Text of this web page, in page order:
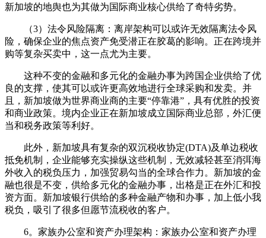
新加坡的地舆也为其做为国际商业核心供给了奇特劣势。
（3）法令风险隔离：离岸架构可以或许无效隔离法令风
险，确保企业的焦点资产免受潜正在胶葛的影响。正在跨境并
购等复杂买卖中，这一点尤为主要。
这种不变的金融和多元化的金融办事为跨国企业供给了优
良的支撑，使其可以或许更高效地进行全球采购和发卖。并
且，新加坡做为世界商业商的主要“停靠港”，具有优胜的投资
和商业政策。境内企业正在新加坡成立国际商业总部，外汇便
当和税务政策等利好。
此外，新加坡具有复杂的双沉税收协定(DTA)及单边税收
抵免机制，企业能够充实操纵这些机制，无效减轻甚至消弭海
外收入的税负压力，加强贸易勾当的全球合作力。新加坡的金
融也很是不变，供给多元化的金融办事，出格是正在外汇和投
资方面。新加坡银行供给的多种金融产物和办事，加上低小我
税负，吸引了很多但愿节流税收的客户。
6。家族办公室和资产办理架构：家族办公室和资产办理